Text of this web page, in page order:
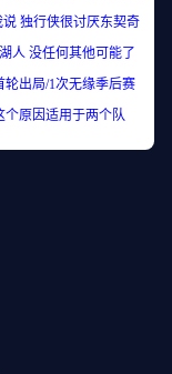
独行侠很讨厌东契奇
没任何其他可能了
出局/1次无缘季后赛
原因适用于两个队